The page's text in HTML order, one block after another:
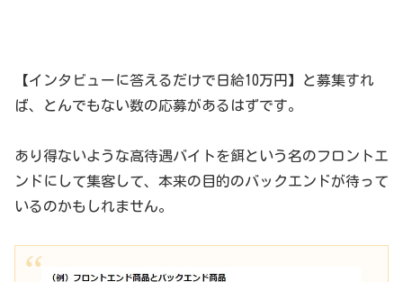
【インタビューに答えるだけで日給10万円】と募集すれ
ば、とんでもない数の応募があるはずです。
あり得ないような高待遇バイトを餌という名のフロントエ
ンドにして集客して、本来の目的のバックエンドが待って
いるのかもしれません。